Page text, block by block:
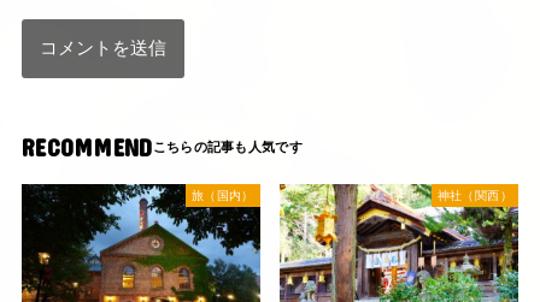
RECOMMEND
旅（国内） 神社（関西）